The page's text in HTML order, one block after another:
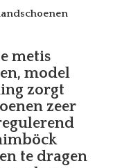
metis
model
zorgt
zeer
te dragen